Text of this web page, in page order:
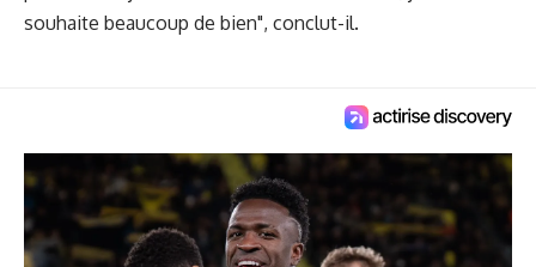
souhaite beaucoup de bien", conclut-il.